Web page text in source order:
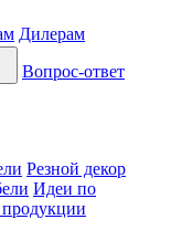
Дилерам
Вопрос-ответ
Резной декор
Идеи по